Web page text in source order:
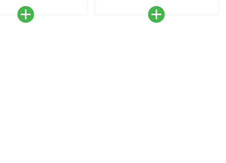
＊適用於點焊，耐熱溫度高達200°C